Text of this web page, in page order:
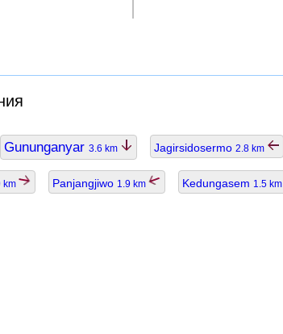
Gununganyar 3.6 km Jagirsidosermo 2.8 km
km Panjangjiwo 1.9 km Kedungasem 1.5 km